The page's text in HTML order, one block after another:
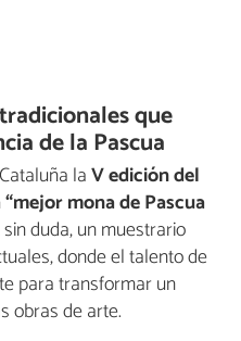
que
de la Pascua
laV edición del
mona de Pascua
duda, un muestrario
donde el talento de
para transformar un
obras de arte.